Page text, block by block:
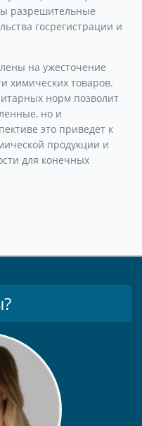
разрешительные
госрегистрации и
на ужесточение
химических товаров.
норм позволит
но и
это приведет к
продукции и
для конечных